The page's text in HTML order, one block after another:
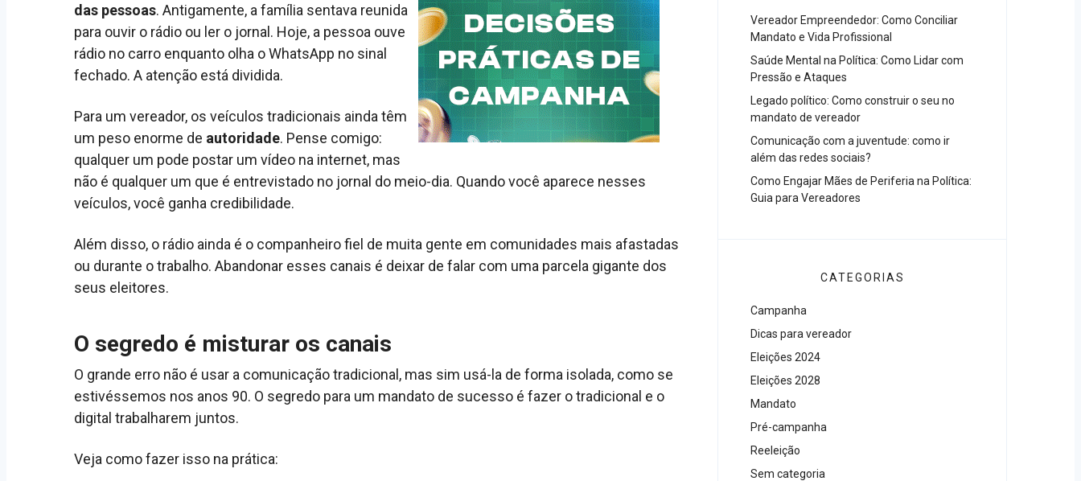
das pessoas. Antigamente, a família sentava reunida
para ouvir o rádio ou ler o jornal. Hoje, a pessoa ouve
rádio no carro enquanto olha o WhatsApp no sinal
fechado. A atenção está dividida.
Para um vereador, os veículos tradicionais ainda têm
um peso enorme de autoridade. Pense comigo:
qualquer um pode postar um vídeo na internet, mas
não é qualquer um que é entrevistado no jornal do meio-dia. Quando você aparece nesses
veículos, você ganha credibilidade.
Além disso, o rádio ainda é o companheiro fiel de muita gente em comunidades mais afastadas
ou durante o trabalho. Abandonar esses canais é deixar de falar com uma parcela gigante dos
seus eleitores.
O segredo é misturar os canais
O grande erro não é usar a comunicação tradicional, mas sim usá-la de forma isolada, como se
estivéssemos nos anos 90. O segredo para um mandato de sucesso é fazer o tradicional e o
digital trabalharem juntos.
Veja como fazer isso na prática:
Vereador Empreendedor: Como Conciliar
Mandato e Vida Profissional
Saúde Mental na Política: Como Lidar com
Pressão e Ataques
Legado político: Como construir o seu no
mandato de vereador
Comunicação com a juventude: como ir
além das redes sociais?
Como Engajar Mães de Periferia na Política:
Guia para Vereadores
CATEGORIAS
Campanha
Dicas para vereador
Eleições 2024
Eleições 2028
Mandato
Pré-campanha
Reeleição
Sem categoria